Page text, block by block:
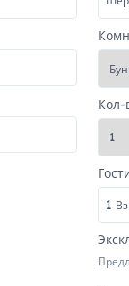
Кол-
1